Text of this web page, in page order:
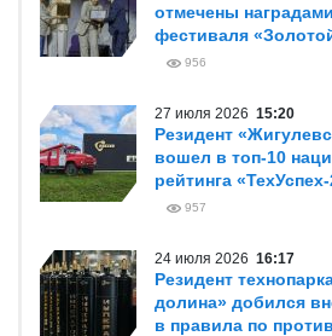
отмечены
фестиваля
956
27 июля 2026 15:20
Резидент
вошел в топ-10
рейтинга
957
24 июля 2026 16:17
Резидент
долина» добился
в правила по